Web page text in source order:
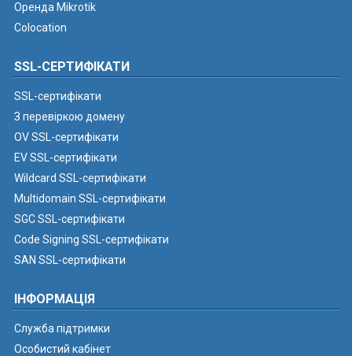
Оренда Mikrotik
Colocation
SSL-СЕРТИФІКАТИ
SSL-сертифікати
З перевіркою домену
OV SSL-сертифікати
EV SSL-сертифікати
Wildcard SSL-сертифікати
Multidomain SSL-сертифікати
SGC SSL-сертифікати
Code Signing SSL-сертифікати
SAN SSL-сертифікати
ІНФОРМАЦІЯ
Служба підтримки
Особистий кабінет